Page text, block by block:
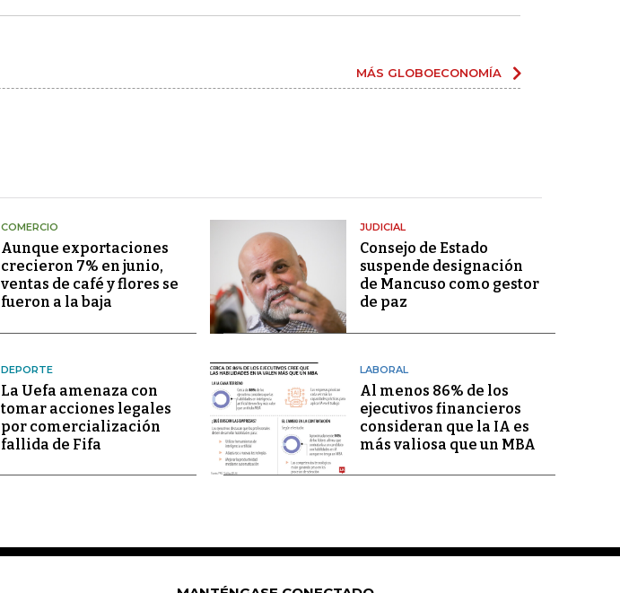
MÁS GLOBOECONOMÍA
COMERCIO
Aunque exportaciones
crecieron 7% en junio,
ventas de café y flores se
fueron a la baja
JUDICIAL
Consejo de Estado
suspende designación
de Mancuso como gestor
de paz
DEPORTE
La Uefa amenaza con
tomar acciones legales
por comercialización
fallida de Fifa
LABORAL
Al menos 86% de los
ejecutivos financieros
consideran que la IA es
más valiosa que un MBA